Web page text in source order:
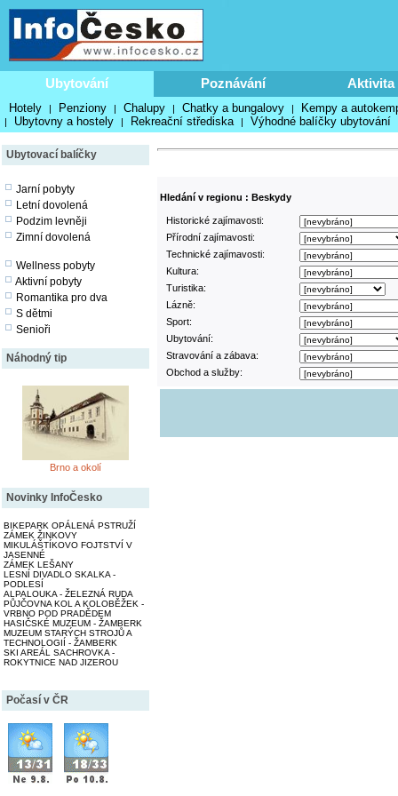
Ubytování Poznávání Aktivita
Hotely | Penziony | Chalupy | Chatky a bungalovy | Kempy a
| Ubytovny a hostely | Rekreační střediska | Výhodné balíčky ubytování
Ubytovací balíčky
Jarní pobyty
Letní dovolená
Podzim levněji
Zimní dovolená
Wellness pobyty
Aktivní pobyty
Romantika pro dva
S dětmi
Senioři
Náhodný tip
Brno a okolí
Novinky InfoČesko
BIKEPARK OPÁLENÁ PSTRUŽÍ
ZÁMEK ŽINKOVY
MIKULÁŠTÍKOVO FOJTSTVÍ V
JASENNÉ
ZÁMEK LEŠANY
LESNÍ DIVADLO SKALKA -
PODLESÍ
ALPALOUKA - ŽELEZNÁ RUDA
PŮJČOVNA KOL A KOLOBĚŽEK -
VRBNO POD PRADĚDEM
HASIČSKÉ MUZEUM - ŽAMBERK
MUZEUM STARÝCH STROJŮ A
TECHNOLOGIÍ - ŽAMBERK
SKI AREÁL SACHROVKA -
ROKYTNICE NAD JIZEROU
Počasí v ČR
Hledání v regionu : Beskydy
Historické zajímavosti:
Přírodní zajímavosti:
Technické zajímavosti:
Kultura:
Turistika:
Lázně:
Sport:
Ubytování:
Stravování a zábava:
Obchod a služby: